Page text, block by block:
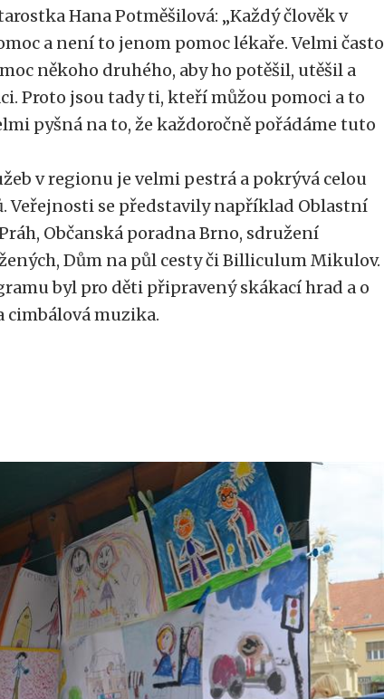
Hana Potměšilová: „Každý člověk v
a není to jenom pomoc lékaře. Velmi často
někoho druhého, aby ho potěšil, utěšil a
Proto jsou tady ti, kteří můžou pomoci a to
pyšná na to, že každoročně pořádáme tuto
v regionu je velmi pestrá a pokrývá celou
Veřejnosti se představily například Oblastní
Občanská poradna Brno, sdružení
Dům na půl cesty či Billiculum Mikulov.
byl pro děti připravený skákací hrad a o
cimbálová muzika.